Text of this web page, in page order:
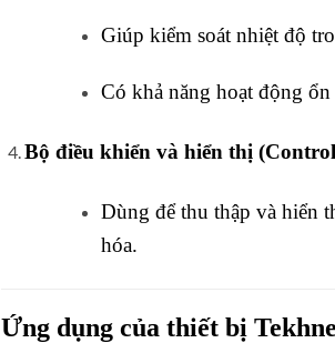
Giúp kiểm soát nhiệt độ
Có khả năng hoạt động
Bộ điều khiển và hiển thị
Dùng để thu thập và hiển
hóa.
Ứng dụng của thiết bị